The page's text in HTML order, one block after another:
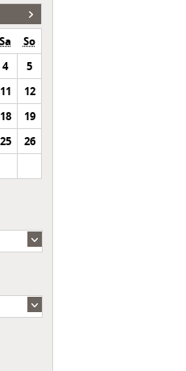
Sa
So
4
5
11
12
18
19
25
26